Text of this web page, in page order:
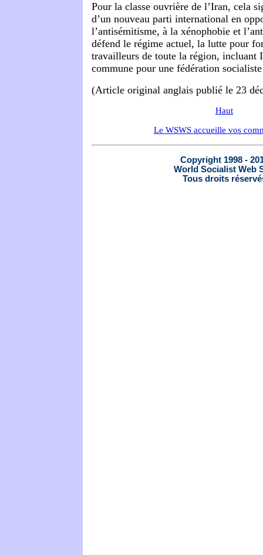
Pour la classe ouvrière de l’Iran, cela
d’un nouveau parti international en
l’antisémitisme, à la xénophobie et
défend le régime actuel, la lutte pour
travailleurs de toute la région, incluant
commune pour une fédération
(Article original anglais publié le 23
Haut
Le WSWS accueille vos
Copyright 1998 -
World Socialist Web
Tous droits